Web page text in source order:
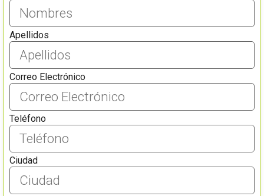
Apellidos
Correo Electrónico
Teléfono
Ciudad